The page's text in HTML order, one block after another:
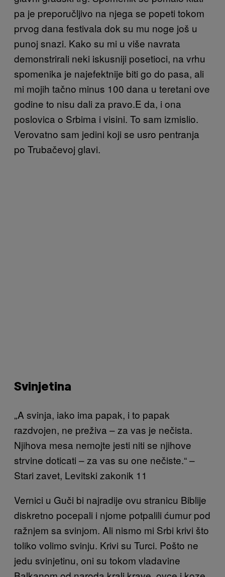
pa je preporučljivo na njega se popeti tokom
prvog dana festivala dok su mu noge još u
punoj snazi. Kako su mi u više navrata
demonstrirali neki iskusniji posetioci, na vrhu
spomenika je najefektnije biti go do pasa, ali
mi mojih tačno minus 100 dana u teretani ove
godine to nisu dali za pravo.E da, i ona
poslovica o Srbima i visini. To sam izmislio.
Verovatno sam jedini koji se usro pentranja
po Trubačevoj glavi.
Svinjetina
„A svinja, iako ima papak, i to papak
razdvojen, ne preživa – za vas je nečista.
Njihova mesa nemojte jesti niti se njihove
strvine doticati – za vas su one nečiste.“ –
Stari zavet, Levitski zakonik 11
Vernici u Guči bi najradije ovu stranicu Biblije
diskretno pocepali i njome potpalili ćumur pod
ražnjem sa svinjom. Ali nismo mi Srbi krivi što
toliko volimo svinju. Krivi su Turci. Pošto ne
jedu svinjetinu, oni su tokom vladavine